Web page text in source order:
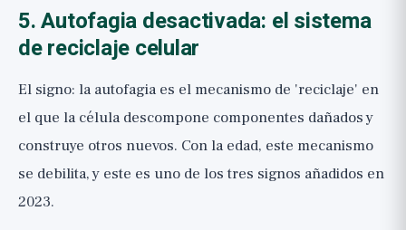
5. Autofagia desactivada: el sistema
de reciclaje celular
El signo: la autofagia es el mecanismo de 'reciclaje' en
el que la célula descompone componentes dañados y
construye otros nuevos. Con la edad, este mecanismo
se debilita, y este es uno de los tres signos añadidos en
2023.